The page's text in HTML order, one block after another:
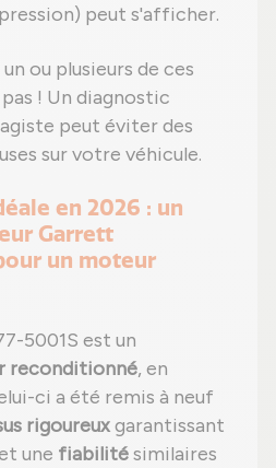
peut s'afficher.
ou plusieurs de ces
! Un diagnostic
peut éviter des
sur votre véhicule.
en 2026 : un
Garrett
un moteur
5001S est un
reconditionné, en
ci a été remis à neuf
rigoureuxgarantissant
une fiabilitésimilaires